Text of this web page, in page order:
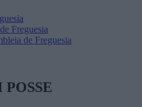
Freguesia
de Freguesia